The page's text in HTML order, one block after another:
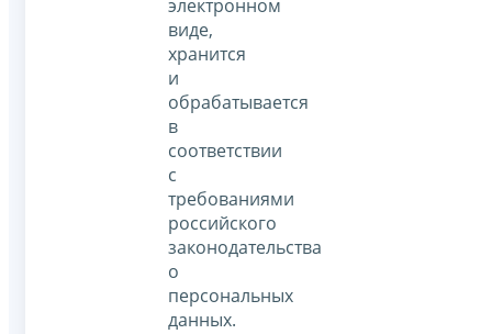
электронном
виде,
хранится
и
обрабатывается
в
соответствии
с
требованиями
российского
законодательства
о
персональных
данных.